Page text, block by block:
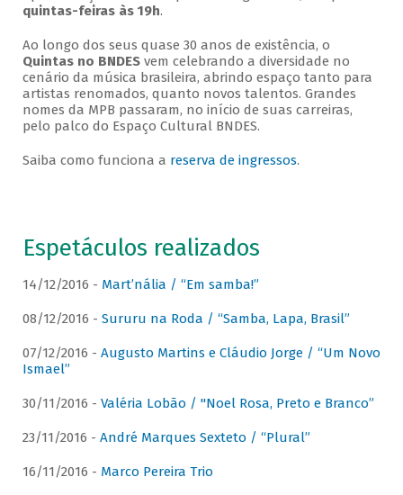
quintas-feiras às 19h.
Ao longo dos seus quase 30 anos de existência, o
Quintas no BNDESvem celebrando a diversidade no
cenário da música brasileira, abrindo espaço tanto para
artistas renomados, quanto novos talentos. Grandes
nomes da MPB passaram, no início de suas carreiras,
pelo palco do Espaço Cultural BNDES.
Saiba como funciona a reserva de ingressos.
Espetáculos realizados
14/12/2016 - Mart’nália / “Em samba!”
08/12/2016 - Sururu na Roda / “Samba, Lapa, Brasil”
07/12/2016 - Augusto Martins e Cláudio Jorge / “Um Novo
Ismael”
30/11/2016 - Valéria Lobão / "Noel Rosa, Preto e Branco”
23/11/2016 - André Marques Sexteto / “Plural”
16/11/2016 - Marco Pereira Trio